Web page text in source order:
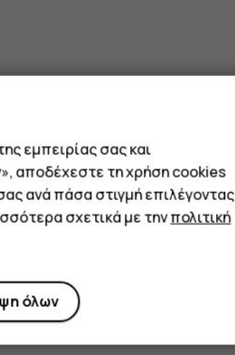
εμπειρίας σας και
αποδέχεστε τη χρήση cookies
ανά πάσα στιγμή επιλέγοντας
σχετικά με τηνπολιτική
όλων